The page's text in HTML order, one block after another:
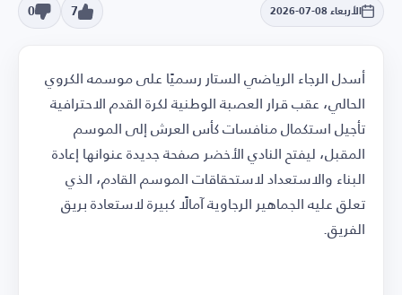
الأربعاء 08-07-2026 7
0
أسدل الرجاء الرياضي الستار رسميًا على موسمه الكروي
الحالي، عقب قرار العصبة الوطنية لكرة القدم الاحترافية
تأجيل استكمال منافسات كأس العرش إلى الموسم
المقبل، ليفتح النادي الأخضر صفحة جديدة عنوانها إعادة
البناء والاستعداد لاستحقاقات الموسم القادم، الذي
تعلق عليه الجماهير الرجاوية آمالًا كبيرة لاستعادة بريق
الفريق.